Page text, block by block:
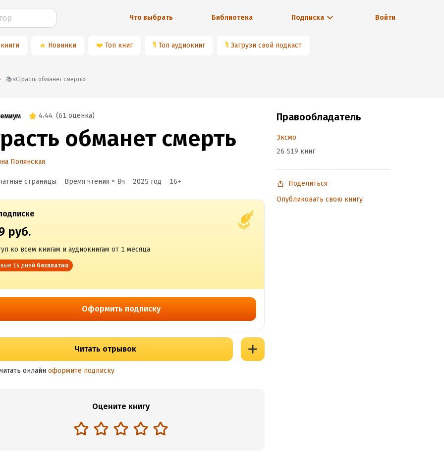
Что выбрать Библиотека Подписка Войти
🔥 Новинки ❤️ Топ книг 🎙 Топ аудиокниг 🎙 Загрузи свой подкаст
📚«Страсть обманет смерть»
4.44 (61 оценка)
обманет смерть
Полянская
страницы Время чтения ≈ 8ч 2025 год 16+
руб.
ко всем книгам и аудиокнигам от 1 месяца
14 дней бесплатно
Оформить подписку
Читать отрывок
онлайн оформите подписку
Оцените книгу
Правообладатель
Эксмо
26 519 книг
Поделиться
Опубликовать свою книгу